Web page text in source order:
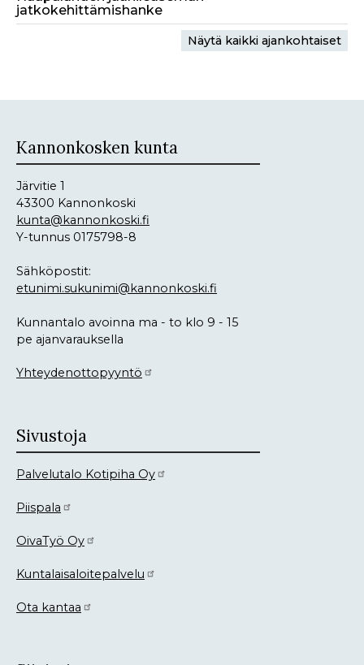
jatkokehittämishanke
Näytä kaikki ajankohtaiset
Kannonkosken kunta
Järvitie 1
43300 Kannonkoski
kunta@kannonkoski.fi
Y-tunnus 0175798-8
Sähköpostit:
etunimi.sukunimi@kannonkoski.fi
Kunnantalo avoinna ma - to klo 9 - 15
pe ajanvarauksella
Yhteydenottopyyntö
Sivustoja
Palvelutalo Kotipiha Oy
Piispala
OivaTyö Oy
Kuntalaisaloitepalvelu
Ota kantaa